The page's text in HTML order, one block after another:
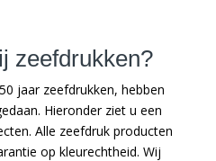
zeefdrukken?
jaar zeefdrukken, hebben
Hieronder ziet u een
Alle zeefdruk producten
op kleurechtheid. Wij